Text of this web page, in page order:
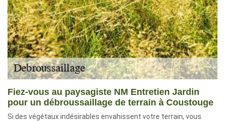
Fiez-vous au paysagiste NM Entretien Jardin
pour un débroussaillage de terrain à Coustouge
Si des végétaux indésirables envahissent votre terrain, vous